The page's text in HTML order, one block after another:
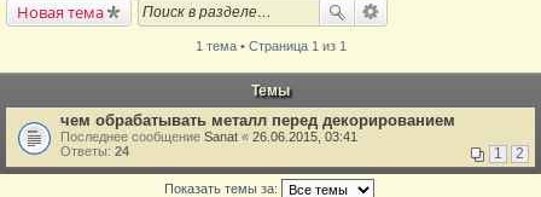
Новая тема
1 тема • Страница 1 из 1
Темы
чем обрабатывать металл перед декорированием
Последнее сообщение Sanat « 26.06.2015, 03:41
Ответы: 24 1 2
Показать темы за: